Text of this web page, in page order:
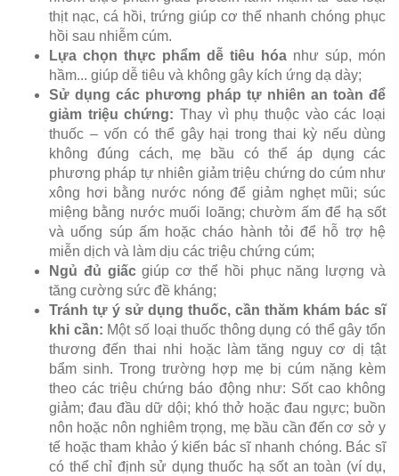
thịt nạc, cá hồi, trứng giúp cơ thể nhanh chóng phục
hồi sau nhiễm cúm.
Lựa chọn thực phẩm dễ tiêu hóa như súp, món
hầm... giúp dễ tiêu và không gây kích ứng dạ dày;
Sử dụng các phương pháp tự nhiên an toàn để
giảm triệu chứng: Thay vì phụ thuộc vào các loại
thuốc – vốn có thể gây hại trong thai kỳ nếu dùng
không đúng cách, mẹ bầu có thể áp dụng các
phương pháp tự nhiên giảm triệu chứng do cúm như
xông hơi bằng nước nóng để giảm nghẹt mũi; súc
miệng bằng nước muối loãng; chườm ấm để hạ sốt
và uống súp ấm hoặc cháo hành tỏi để hỗ trợ hệ
miễn dịch và làm dịu các triệu chứng cúm;
Ngủ đủ giấcgiúp cơ thể hồi phục năng lượng và
tăng cường sức đề kháng;
Tránh tự ý sử dụng thuốc, cần thăm khám bác sĩ
khi cần: Một số loại thuốc thông dụng có thể gây tổn
thương đến thai nhi hoặc làm tăng nguy cơ dị tật
bẩm sinh. Trong trường hợp mẹ bị cúm nặng kèm
theo các triệu chứng báo động như: Sốt cao không
giảm; đau đầu dữ dội; khó thở hoặc đau ngực; buồn
nôn hoặc nôn nghiêm trọng, mẹ bầu cần đến cơ sở y
tế hoặc tham khảo ý kiến bác sĩ nhanh chóng. Bác sĩ
có thể chỉ định sử dụng thuốc hạ sốt an toàn (ví dụ,